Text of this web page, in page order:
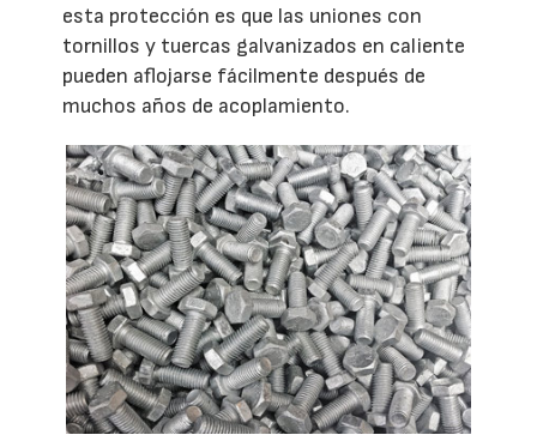
esta protección es que las uniones con
tornillos y tuercas galvanizados en caliente
pueden aflojarse fácilmente después de
muchos años de acoplamiento.